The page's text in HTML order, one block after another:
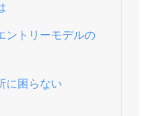
ントリーモデルの
に困らない